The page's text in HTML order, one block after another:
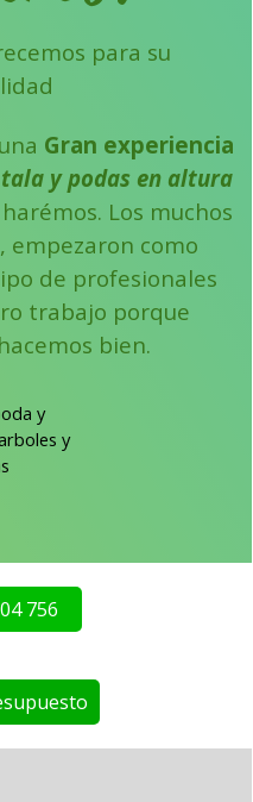
para su
Gran experiencia
y podas en altura
Los muchos
empezaron como
de profesionales
trabajo porque
bien.
talas
756